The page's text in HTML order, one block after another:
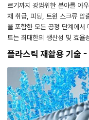
르기까지 광범위한 분야를 아
재 취급, 피딩, 트윈 스크류 압
을 포함한 모든 공정 단계에서
트는 최대한의 생산성 및 효율
플라스틱 재활용 기술